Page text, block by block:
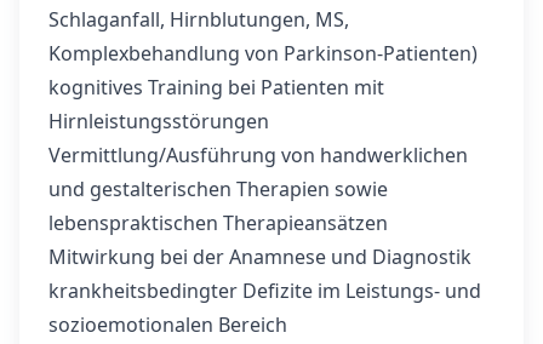
Schlaganfall, Hirnblutungen, MS,
Komplexbehandlung von Parkinson-Patienten)
kognitives Training bei Patienten mit
Hirnleistungsstörungen
Vermittlung/Ausführung von handwerklichen
und gestalterischen Therapien sowie
lebenspraktischen Therapieansätzen
Mitwirkung bei der Anamnese und Diagnostik
krankheitsbedingter Defizite im Leistungs- und
sozioemotionalen Bereich